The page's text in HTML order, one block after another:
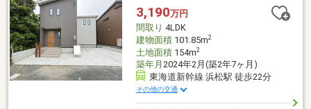
のご不安な方もお気軽にご相談ください♪未公開物件情報も多数ご
用意しております♪■□■□■□■□■□■□■□■□■□■□■□■
3,190万円
間取り 4LDK
建物面積101.85m2
土地面積154m2
築年月 2024年2月(築2年7ヶ月)
東海道新幹線 浜松駅 徒歩22分
その他の交通